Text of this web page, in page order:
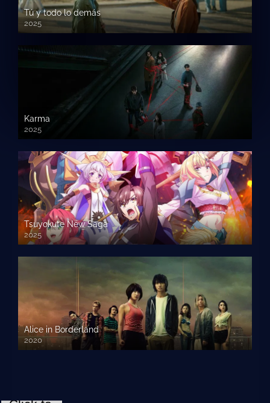
Tú y todo lo demás
2025
Karma
2025
Tsuyokute New Saga
2025
Alice in Borderland
2020